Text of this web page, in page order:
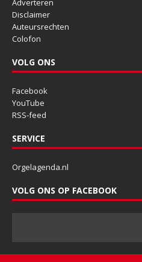
Adverteren
Disclaimer
Auteursrechten
Colofon
VOLG ONS
Facebook
YouTube
RSS-feed
SERVICE
Orgelagenda.nl
VOLG ONS OP FACEBOOK